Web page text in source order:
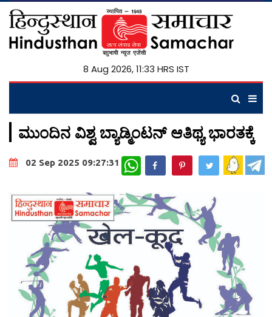
8 Aug 2026, 11:33 HRS IST
ಮುಂದಿನ ವಿಶ್ವ ಬ್ಯಾಡ್ಮಿಂಟನ್ ಆತಿಥ್ಯ ಭಾರತಕ್ಕೆ
02 Sep 2025 09:27:31 WhatsApp